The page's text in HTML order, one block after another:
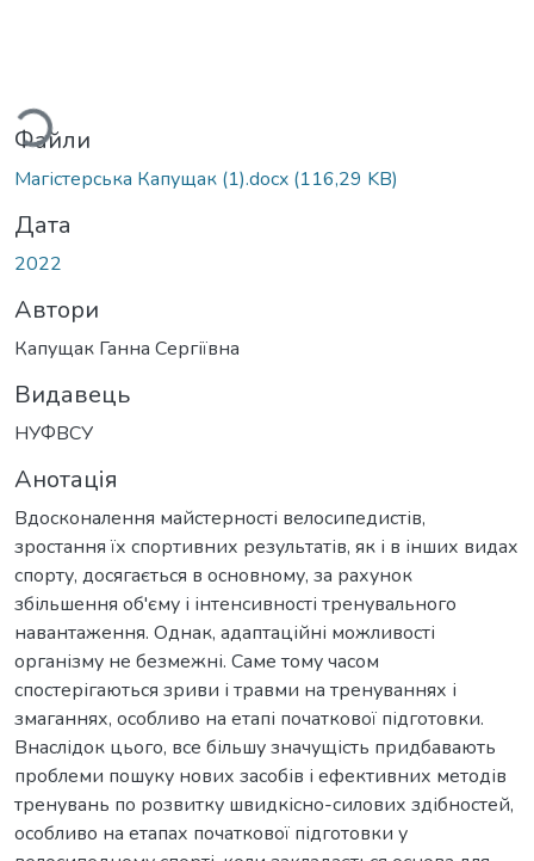
Файли
Магістерська Капущак (1).docx (116,29 KB)
Дата
2022
Автори
Капущак Ганна Сергіївна
Видавець
НУФВСУ
Анотація
Вдосконалення майстерності велосипедистів,
зростання їх спортивних результатів, як і в інших видах
спорту, досягається в основному, за рахунок
збільшення об'єму і інтенсивності тренувального
навантаження. Однак, адаптаційні можливості
організму не безмежні. Саме тому часом
спостерігаються зриви і травми на тренуваннях і
змаганнях, особливо на етапі початкової підготовки.
Внаслідок цього, все більшу значущість придбавають
проблеми пошуку нових засобів і ефективних методів
тренувань по розвитку швидкісно-силових здібностей,
особливо на етапах початкової підготовки у